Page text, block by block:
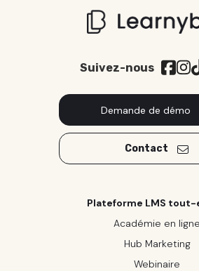
Suivez-nous
Plateforme LMS
Académie en ligne
Hub Marketing
Webinaire
Demande de démo
Contact